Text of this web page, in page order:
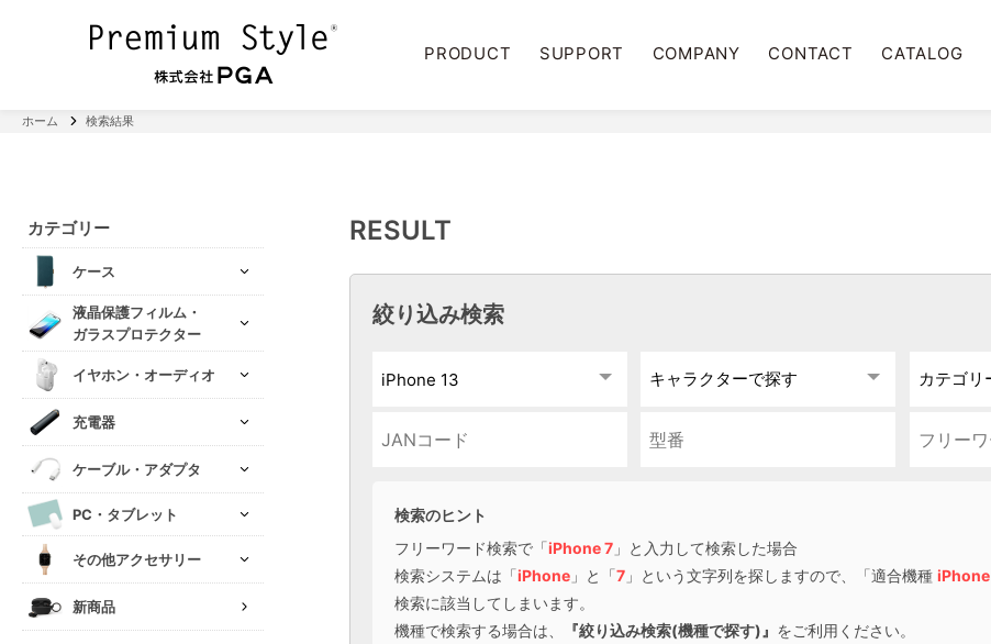
PRODUCT SUPPORT COMPANY CONTACT CATALOG
ホーム 検索結果
カテゴリー
ケース
液晶保護フィルム・
ガラスプロテクター
イヤホン・オーディオ
充電器
ケーブル・アダプタ
PC・タブレット
その他アクセサリー
新商品
RESULT
絞り込み検索
検索のヒント
フリーワード検索で「iPhone 7 」と入力して検索した場合
検索システムは「iPhone 」と「7 」という文字列を探しますので、「適合機種iPhone
検索に該当してしまいます。
機種で検索する場合は、
『絞り込み検索(機種で探す)』 をご利用ください。